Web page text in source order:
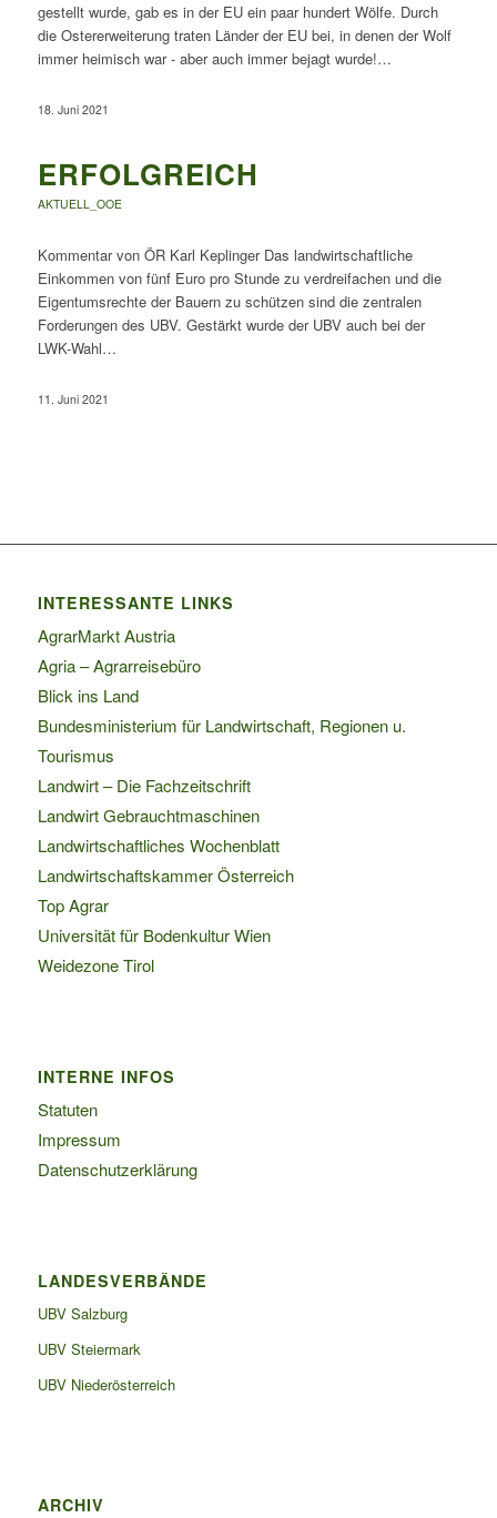
gestellt wurde, gab es in der EU ein paar hundert Wölfe. Durch
die Ostererweiterung traten Länder der EU bei, in denen der Wolf
immer heimisch war - aber auch immer bejagt wurde!…
18. Juni 2021
ERFOLGREICH
AKTUELL_OOE
Kommentar von ÖR Karl Keplinger Das landwirtschaftliche
Einkommen von fünf Euro pro Stunde zu verdreifachen und die
Eigentumsrechte der Bauern zu schützen sind die zentralen
Forderungen des UBV. Gestärkt wurde der UBV auch bei der
LWK-Wahl…
11. Juni 2021
INTERESSANTE LINKS
AgrarMarkt Austria
Agria – Agrarreisebüro
Blick ins Land
Bundesministerium für Landwirtschaft, Regionen u.
Tourismus
Landwirt – Die Fachzeitschrift
Landwirt Gebrauchtmaschinen
Landwirtschaftliches Wochenblatt
Landwirtschaftskammer Österreich
Top Agrar
Universität für Bodenkultur Wien
Weidezone Tirol
INTERNE INFOS
Statuten
Impressum
Datenschutzerklärung
LANDESVERBÄNDE
UBV Salzburg
UBV Steiermark
UBV Niederösterreich
ARCHIV